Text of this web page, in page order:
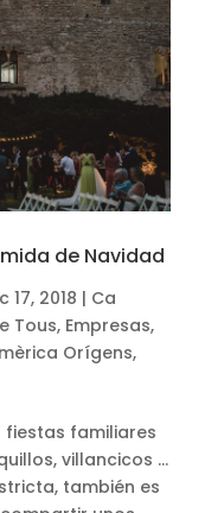
de Navidad
17, 2018 | Ca
Tous, Empresas,
Orígens,
fiestas familiares
villancicos …
también es